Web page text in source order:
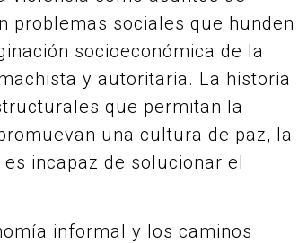
problemas sociales que hunden
socioeconómica de la
y autoritaria. La historia
que permitan la
una cultura de paz, la
incapaz de solucionar el
informal y los caminos